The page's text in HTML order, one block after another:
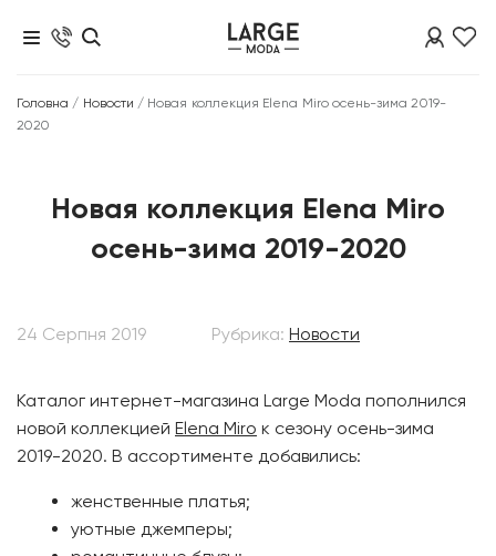
Головна / Новости / Новая коллекция Elena Miro осень-зима 2019-
2020
Новая коллекция Elena Miro
осень-зима 2019-2020
24 Серпня 2019 Рубрика: Новости
Каталог интернет-магазина Large Moda пополнился
новой коллекцией Elena Miro к сезону осень-зима
2019-2020. В ассортименте добавились:
женственные платья;
уютные джемперы;